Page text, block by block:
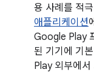
용 사례를 적
애플리케이션
Google Play
된 기기에 기
Play 외부에